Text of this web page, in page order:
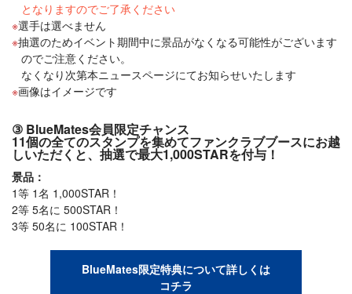
となりますのでご了承ください
選手は選べません
抽選のためイベント期間中に景品がなくなる可能性がございます
のでご注意ください。
なくなり次第本ニュースページにてお知らせいたします
画像はイメージです
③ BlueMates会員限定チャンス
11個の全てのスタンプを集めてファンクラブブースにお越
しいただくと、抽選で最大1,000STARを付与！
景品：
1等 1名 1,000STAR！
2等 5名に 500STAR！
3等 50名に 100STAR！
BlueMates限定特典について詳しくは
コチラ